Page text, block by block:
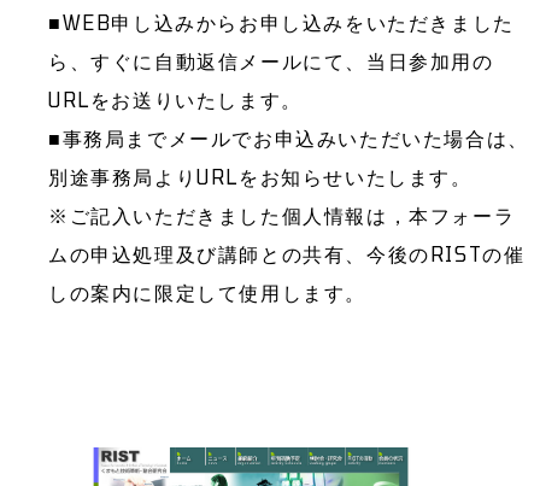
■WEB申し込みからお申し込みをいただきました
ら、すぐに自動返信メールにて、当日参加用の
URLをお送りいたします。
■事務局までメールでお申込みいただいた場合は、
別途事務局よりURLをお知らせいたします。
※ご記入いただきました個人情報は，本フォーラ
ムの申込処理及び講師との共有、今後のRISTの催
しの案内に限定して使用します。